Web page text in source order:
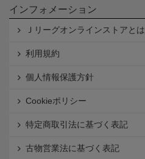
インフォメーション
Ｊリーグオンラインストアとは
利用規約
個人情報保護方針
Cookieポリシー
特定商取引法に基づく表記
古物営業法に基づく表記